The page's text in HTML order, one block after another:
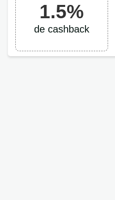
1.5%
de cashback